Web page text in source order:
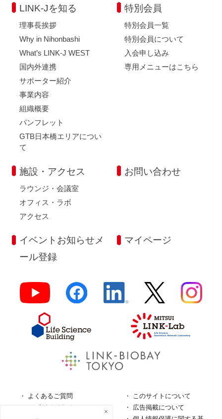
LINK-Jを知る
理事長挨拶
Why in Nihonbashi
What’s LINK-J WEST
国内外連携
サポーター紹介
事業内容
組織概要
パンフレット
GTB日本橋エリアについ
て
特別会員
特別会員一覧
特別会員について
入会申し込み
専用メニューはこちら
施設・アクセス
ラウンジ・会議室
オフィス・ラボ
アクセス
お問い合わせ
イベントお知らせメ
ール登録
マイページ
よくあるご質問
このサイトについて
ロゴガイドライン
広告掲載について